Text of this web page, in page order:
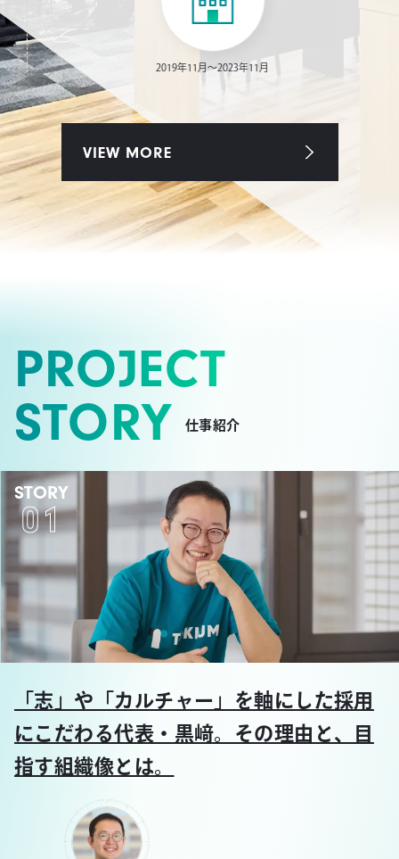
2019年11月～2023年11月
VIEW MORE
PROJECT
STORY
仕事紹介
STORY
01
「志」や「カルチャー」を軸にした採用
にこだわる代表・黒﨑。その理由と、目
指す組織像とは。